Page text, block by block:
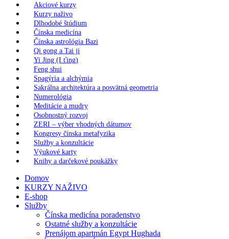
Akciové kurzy
Kurzy naživo
Dlhodobé štúdium
Čínska medicína
Čínska astrológia Bazi
Qi gong a Tai ji
Yi Jing (I ťing)
Feng shui
Spagýria a alchýmia
Sakrálna architektúra a posvätná geometria
Numerológia
Meditácie a mudry
Osobnostný rozvoj
ZERI – výber vhodných dátumov
Kongresy čínska metafyzika
Služby a konzultácie
Výukové karty
Knihy a darčekové poukážky
Domov
KURZY NAŽIVO
E-shop
Služby
Čínska medicína poradenstvo
Ostatné služby a konzultácie
Prenájom apartmán Egypt Hughada